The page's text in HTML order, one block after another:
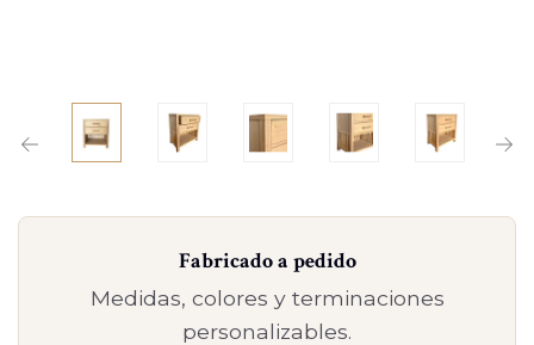
Fabricado a pedido
Medidas, colores y terminaciones
personalizables.